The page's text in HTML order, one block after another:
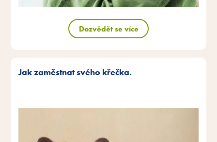
Dozvědět se více
Jak zaměstnat svého křečka.